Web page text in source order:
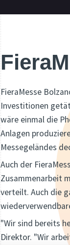
FieraMesse
Investitionen
wäre einmal die
Anlagen
Messegeländes
Auch der
Zusammenarbeit
verteilt. Auch die
"Wir sind bereits
Direktor. "Wir